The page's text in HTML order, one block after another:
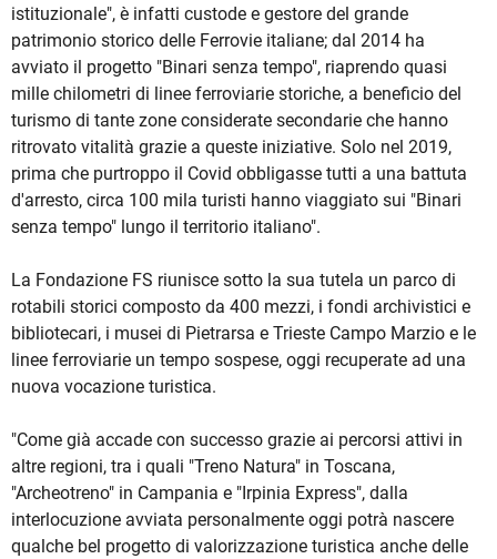
istituzionale", è infatti custode e gestore del grande
patrimonio storico delle Ferrovie italiane; dal 2014 ha
avviato il progetto "Binari senza tempo", riaprendo quasi
mille chilometri di linee ferroviarie storiche, a beneficio del
turismo di tante zone considerate secondarie che hanno
ritrovato vitalità grazie a queste iniziative. Solo nel 2019,
prima che purtroppo il Covid obbligasse tutti a una battuta
d'arresto, circa 100 mila turisti hanno viaggiato sui "Binari
senza tempo" lungo il territorio italiano".
La Fondazione FS riunisce sotto la sua tutela un parco di
rotabili storici composto da 400 mezzi, i fondi archivistici e
bibliotecari, i musei di Pietrarsa e Trieste Campo Marzio e le
linee ferroviarie un tempo sospese, oggi recuperate ad una
nuova vocazione turistica.
"Come già accade con successo grazie ai percorsi attivi in
altre regioni, tra i quali "Treno Natura" in Toscana,
"Archeotreno" in Campania e "Irpinia Express", dalla
interlocuzione avviata personalmente oggi potrà nascere
qualche bel progetto di valorizzazione turistica anche delle